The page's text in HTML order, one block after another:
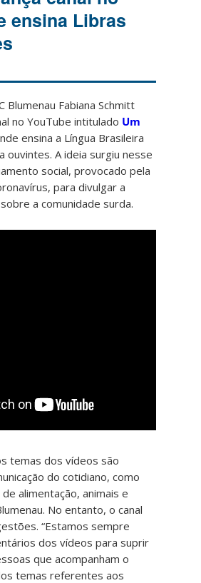
ensina Libras
Blumenau Fabiana Schmitt
no YouTube intitulado Um
ensina a Língua Brasileira
ouvintes. A ideia surgiu nesse
social, provocado pela
para divulgar a
a comunidade surda.
temas dos vídeos são
do cotidiano, como
alimentação, animais e
No entanto, o canal
“Estamos sempre
dos vídeos para suprir
que acompanham o
temas referentes aos